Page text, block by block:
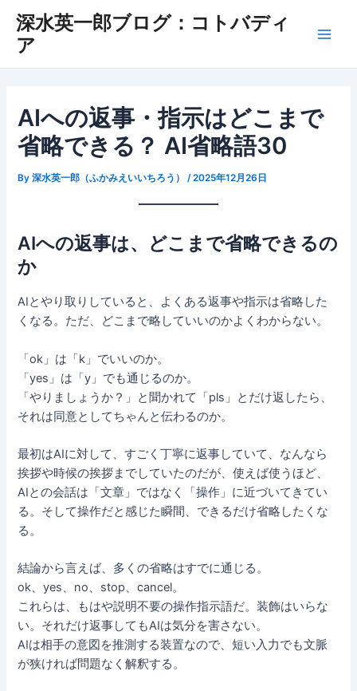
content
深水英一郎ブログ：コトバディ
ア
AIへの返事・指示はどこまで
省略できる？ AI省略語30
By深水英一郎（ふかみえいいちろう）/2025年12月26日
AIへの返事は、どこまで省略できるの
か
AIとやり取りしていると、よくある返事や指示は省略した
くなる。ただ、どこまで略していいのかよくわからない。
「ok」は「k」でいいのか。
「yes」は「y」でも通じるのか。
「やりましょうか？」と聞かれて「pls」とだけ返したら、
それは同意としてちゃんと伝わるのか。
最初はAIに対して、すごく丁寧に返事していて、なんなら
挨拶や時候の挨拶までしていたのだが、使えば使うほど、
AIとの会話は「文章」ではなく「操作」に近づいてきてい
る。そして操作だと感じた瞬間、できるだけ省略したくな
る。
結論から言えば、多くの省略はすでに通じる。
ok、yes、no、stop、cancel。
これらは、もはや説明不要の操作指示語だ。装飾はいらな
い。それだけ返事してもAIは気分を害さない。
AIは相手の意図を推測する装置なので、短い入力でも文脈
が狭ければ問題なく解釈する。